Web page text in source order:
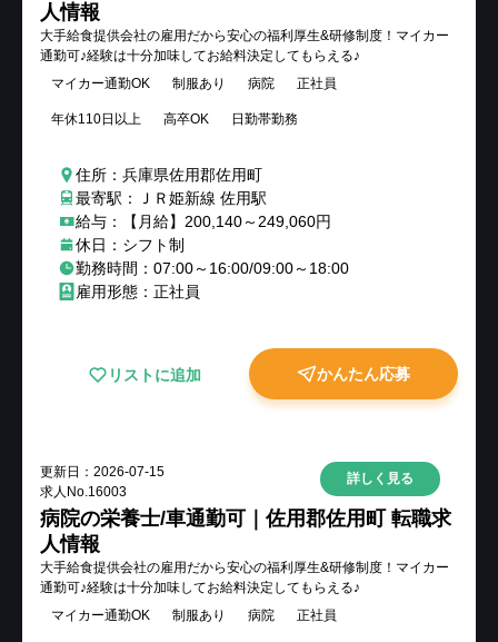
人情報
大手給食提供会社の雇用だから安心の福利厚生&研修制度！マイカー
通勤可♪経験は十分加味してお給料決定してもらえる♪
マイカー通勤OK
制服あり 病院 正社員
年休110日以上 高卒OK 日勤帯勤務
住所：兵庫県佐用郡佐用町
最寄駅：ＪＲ姫新線 佐用駅
給与：【月給】200,140～249,060円
休日：シフト制
勤務時間：07:00～16:00/09:00～18:00
雇用形態：正社員
リストに追加 かんたん応募
更新日： 2026-07-15
求人No.16003
詳しく見る
病院の栄養士/車通勤可｜佐用郡佐用町 転職求
人情報
大手給食提供会社の雇用だから安心の福利厚生&研修制度！マイカー
通勤可♪経験は十分加味してお給料決定してもらえる♪
マイカー通勤OK
制服あり 病院 正社員